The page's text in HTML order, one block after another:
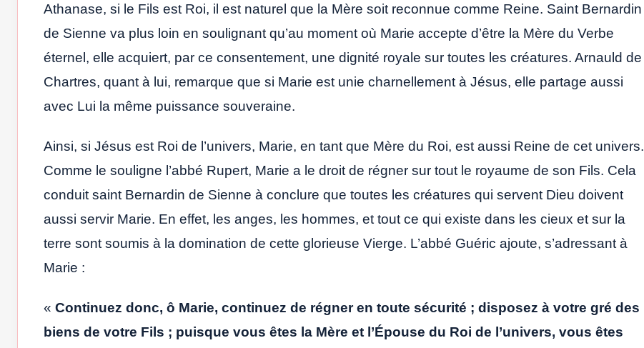
Athanase, si le Fils est Roi, il est naturel que la Mère soit reconnue comme Reine. Saint Bernardin
de Sienne va plus loin en soulignant qu’au moment où Marie accepte d’être la Mère du Verbe
éternel, elle acquiert, par ce consentement, une dignité royale sur toutes les créatures. Arnauld de
Chartres, quant à lui, remarque que si Marie est unie charnellement à Jésus, elle partage aussi
avec Lui la même puissance souveraine.
Ainsi, si Jésus est Roi de l’univers, Marie, en tant que Mère du Roi, est aussi Reine de cet univers.
Comme le souligne l’abbé Rupert, Marie a le droit de régner sur tout le royaume de son Fils. Cela
conduit saint Bernardin de Sienne à conclure que toutes les créatures qui servent Dieu doivent
aussi servir Marie. En effet, les anges, les hommes, et tout ce qui existe dans les cieux et sur la
terre sont soumis à la domination de cette glorieuse Vierge. L’abbé Guéric ajoute, s’adressant à
Marie :
« Continuez donc, ô Marie, continuez de régner en toute sécurité ; disposez à votre gré des
biens de votre Fils ; puisque vous êtes la Mère et l’Épouse du Roi de l’univers, vous êtes